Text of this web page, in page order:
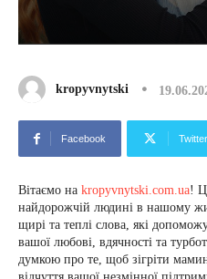
kropyvnytski
Facebook Twitter
Вітаємо на kropyvnytski.com.ua!
найдорожчій людині в нашому
щирі та теплі слова, які
вашої любові, вдячності та
думкою про те, щоб зігріти